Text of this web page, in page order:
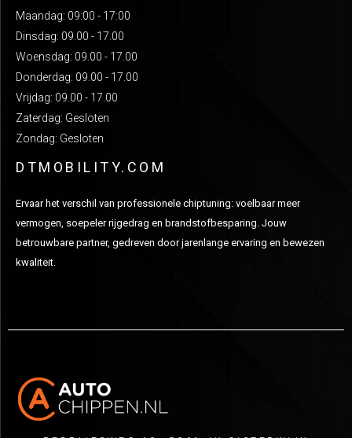
Maandag: 09:00 - 17:00
Dinsdag: 09.00 - 17.00
Woensdag: 09.00 - 17.00
Donderdag: 09.00 - 17.00
Vrijdag: 09.00 - 17.00
Zaterdag: Gesloten
Zondag: Gesloten
DTMOBILITY.COM
Ervaar het verschil van professionele chiptuning: voelbaar meer
vermogen, soepeler rijgedrag en brandstofbesparing. Jouw
betrouwbare partner, gedreven door jarenlange ervaring en bewezen
kwaliteit.